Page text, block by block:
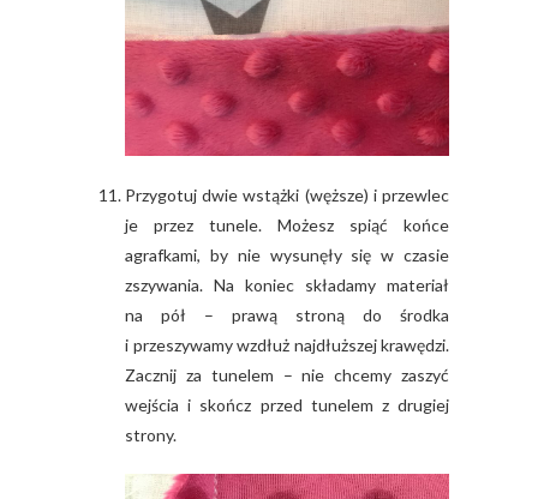
Przygotuj dwie wstążki (węższe) i przewlec
je przez tunele. Możesz spiąć końce
agrafkami, by nie wysunęły się w czasie
zszywania. Na koniec składamy materiał
na pół – prawą stroną do środka
i przeszywamy wzdłuż najdłuższej krawędzi.
Zacznij za tunelem – nie chcemy zaszyć
wejścia i skończ przed tunelem z drugiej
strony.